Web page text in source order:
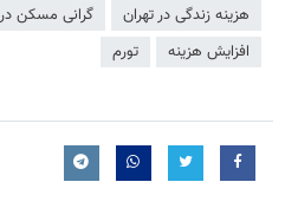
هزینه زندگی در تهران گرانی مسکن در
افزایش هزینه
تورم